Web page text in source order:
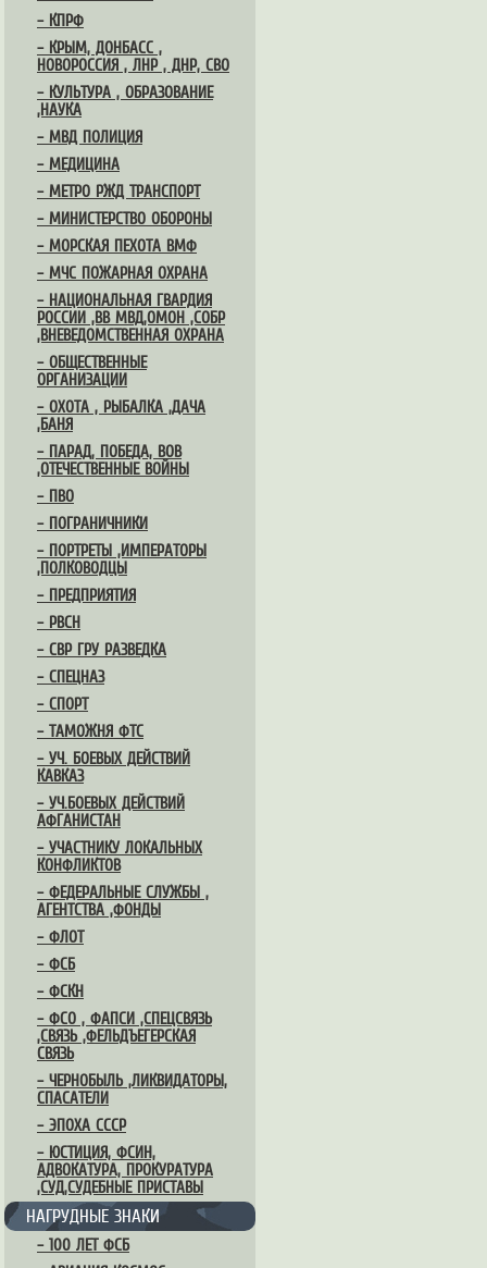
– КПРФ
– КРЫМ, ДОНБАСС ,
НОВОРОССИЯ , ЛНР , ДНР, СВО
– КУЛЬТУРА , ОБРАЗОВАНИЕ
,НАУКА
– МВД ПОЛИЦИЯ
– МЕДИЦИНА
– МЕТРО РЖД ТРАНСПОРТ
– МИНИСТЕРСТВО ОБОРОНЫ
– МОРСКАЯ ПЕХОТА ВМФ
– МЧС ПОЖАРНАЯ ОХРАНА
– НАЦИОНАЛЬНАЯ ГВАРДИЯ
РОССИИ ,ВВ МВД,ОМОН ,СОБР
,ВНЕВЕДОМСТВЕННАЯ ОХРАНА
– ОБЩЕСТВЕННЫЕ
ОРГАНИЗАЦИИ
– ОХОТА , РЫБАЛКА ,ДАЧА
,БАНЯ
– ПАРАД, ПОБЕДА, ВОВ
,ОТЕЧЕСТВЕННЫЕ ВОЙНЫ
– ПВО
– ПОГРАНИЧНИКИ
– ПОРТРЕТЫ ,ИМПЕРАТОРЫ
,ПОЛКОВОДЦЫ
– ПРЕДПРИЯТИЯ
– РВСН
– СВР ГРУ РАЗВЕДКА
– СПЕЦНАЗ
– СПОРТ
– ТАМОЖНЯ ФТС
– УЧ. БОЕВЫХ ДЕЙСТВИЙ
КАВКАЗ
– УЧ.БОЕВЫХ ДЕЙСТВИЙ
АФГАНИСТАН
– УЧАСТНИКУ ЛОКАЛЬНЫХ
КОНФЛИКТОВ
– ФЕДЕРАЛЬНЫЕ СЛУЖБЫ ,
АГЕНТСТВА ,ФОНДЫ
– ФЛОТ
– ФСБ
– ФСКН
– ФСО , ФАПСИ ,СПЕЦСВЯЗЬ
,СВЯЗЬ ,ФЕЛЬДЪЕГЕРСКАЯ
СВЯЗЬ
– ЧЕРНОБЫЛЬ ,ЛИКВИДАТОРЫ,
СПАСАТЕЛИ
– ЭПОХА СССР
– ЮСТИЦИЯ, ФСИН,
АДВОКАТУРА, ПРОКУРАТУРА
,СУД,СУДЕБНЫЕ ПРИСТАВЫ
НАГРУДНЫЕ ЗНАКИ
– 100 ЛЕТ ФСБ